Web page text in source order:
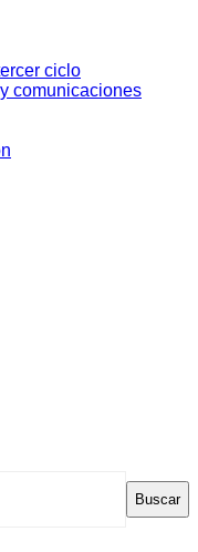
ciclo
comunicaciones
Buscar